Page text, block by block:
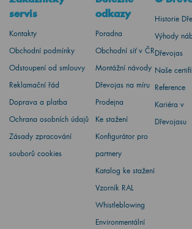
servis
Kontakty
Obchodní podmínky
Odstoupení od smlouvy
Reklamační řád
Doprava a platba
Ochrana osobních údajů
Zásady zpracování
souborů cookies
odkazy
Poradna
Obchodní síť v ČR
Montážní návody
Dřevojas na míru
Prodejna
Ke stažení
Konfigurátor pro
partnery
Katalog ke stažení
Vzorník RAL
Whistleblowing
Environmentální
Historie
Výhody
Dřevojas
Naše
Reference
Kariéra v
Dřevojasu